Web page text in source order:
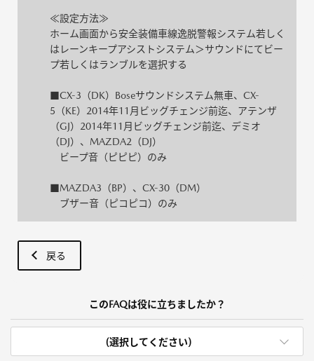
≪設定方法≫
ホーム画面から安全装備車線逸脱警報システム若しく
はレーンキープアシストシステム＞サウンドにてビー
プ若しくはランブルを選択する
■CX-3（DK）Boseサウンドシステム無車、CX-
5（KE）2014年11月ビッグチェンジ前迄、アテンザ
（GJ）2014年11月ビッグチェンジ前迄、デミオ
（DJ）、MAZDA2（DJ）
ビープ音（ピピピ）のみ
■MAZDA3（BP）、CX-30（DM）
ブザー音（ピコピコ）のみ
戻る
このFAQは役に立ちましたか？
(選択してください)